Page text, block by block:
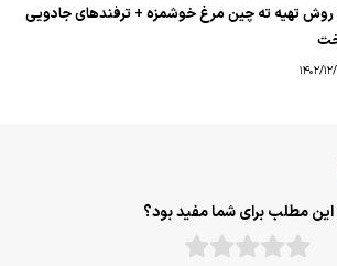
۳ روش تهیه ته چین مرغ خوشمزه + ترفندهای جادویی
1402/
این مطلب برای شما مفید بود؟